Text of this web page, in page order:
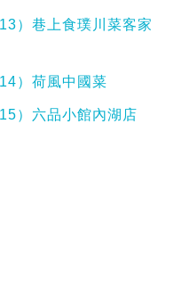
）巷上食璞川菜客家
）荷風中國菜
）六品小館內湖店